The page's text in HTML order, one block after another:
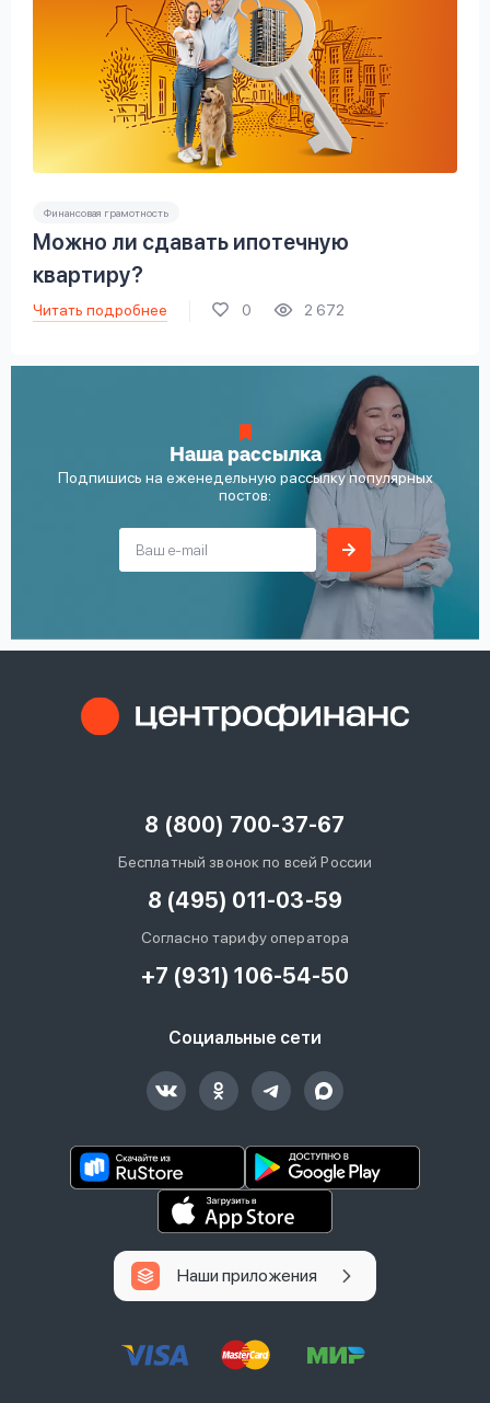
Финансовая грамотность
Можно ли сдавать ипотечную
квартиру?
Читать подробнее 0 2 672
Наша рассылка
Подпишись на еженедельную рассылку популярных
постов:
8 (800) 700-37-67
Бесплатный звонок по всей России
8 (495) 011-03-59
Согласно тарифу оператора
+7 (931) 106-54-50
Социальные сети
Наши приложения